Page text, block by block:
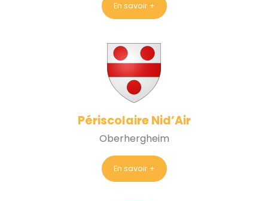
En savoir +
Périscolaire Nid’Air
Oberhergheim
En savoir +